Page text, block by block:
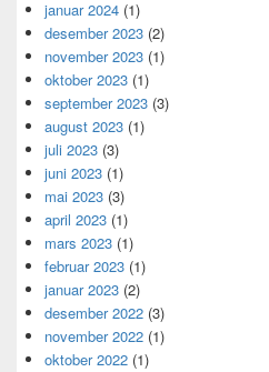
januar 2024 (1)
desember 2023 (2)
november 2023 (1)
oktober 2023 (1)
september 2023 (3)
august 2023 (1)
juli 2023 (3)
juni 2023 (1)
mai 2023 (3)
april 2023 (1)
mars 2023 (1)
februar 2023 (1)
januar 2023 (2)
desember 2022 (3)
november 2022 (1)
oktober 2022 (1)